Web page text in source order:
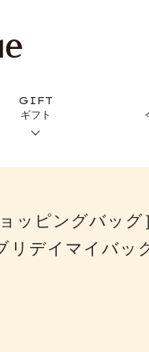
GIFT
ギフト
ッピングバッグ
リデイマイバッ